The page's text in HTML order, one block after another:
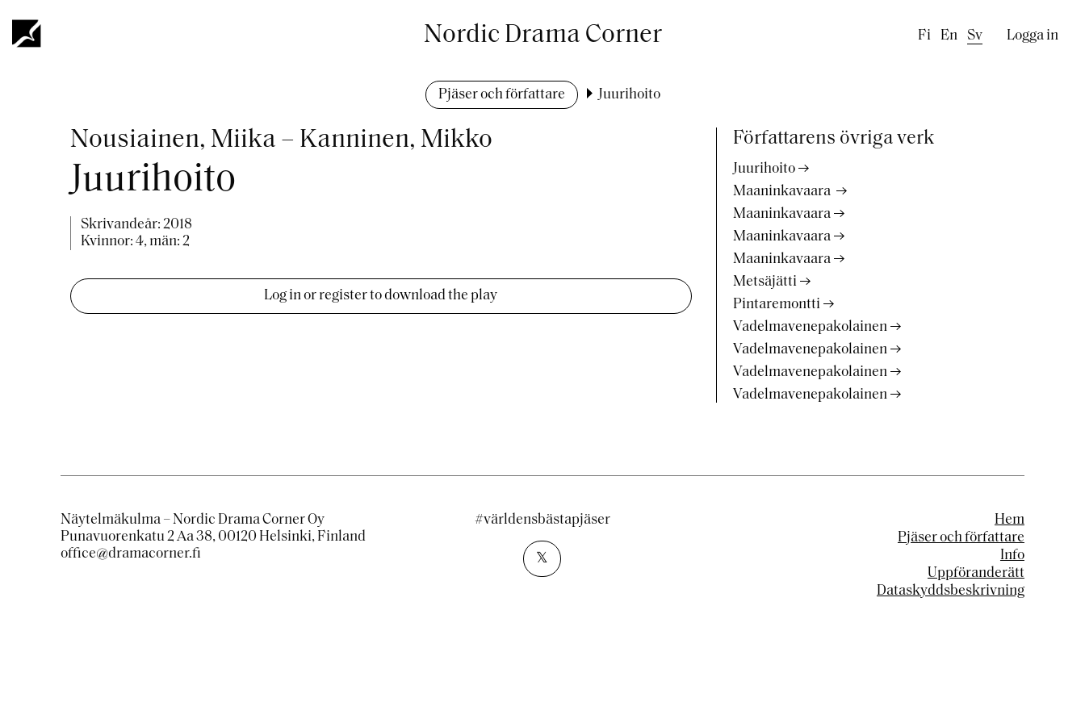
till
huvudinnehåll
Nordic Drama Corner Fi En Sv Logga in
Pjäser och författare Juurihoito
Nousiainen, Miika – Kanninen, Mikko
Juurihoito
Skrivandeår: 2018
Kvinnor: 4, män: 2
Log in or register to download the play
Författarens övriga verk
Juurihoito
Maaninkavaara
Maaninkavaara
Maaninkavaara
Maaninkavaara
Metsäjätti
Pintaremontti
Vadelmavenepakolainen
Vadelmavenepakolainen
Vadelmavenepakolainen
Vadelmavenepakolainen
Näytelmäkulma – Nordic Drama Corner Oy
Punavuorenkatu 2 Aa 38, 00120 Helsinki, Finland
office@dramacorner.fi
Hem
Pjäser och författare
Info
Uppföranderätt
Dataskyddsbeskrivning
#världensbästapjäser
𝕏